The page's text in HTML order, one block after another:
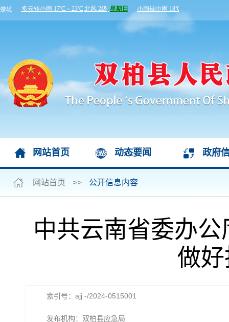
网站首页 动态要闻 政府
网站首页 >> 公开信息内容
中共云南省委办
做
索引号：ajj -/2024-0515001
发布机构：双柏县应急局